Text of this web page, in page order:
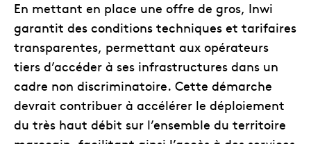
En mettant en place une offre de gros, Inwi
garantit des conditions techniques et tarifaires
transparentes, permettant aux opérateurs
tiers d’accéder à ses infrastructures dans un
cadre non discriminatoire. Cette démarche
devrait contribuer à accélérer le déploiement
du très haut débit sur l’ensemble du territoire